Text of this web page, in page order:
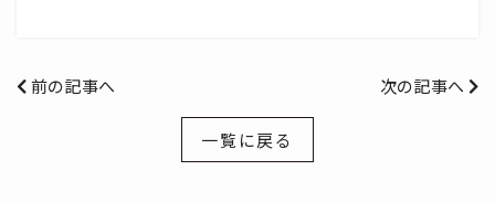
前の記事へ 次の記事へ
一覧に戻る